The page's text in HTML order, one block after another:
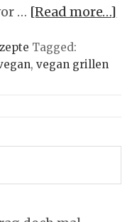
… [Read more…]
Tagged:
,vegan grillen